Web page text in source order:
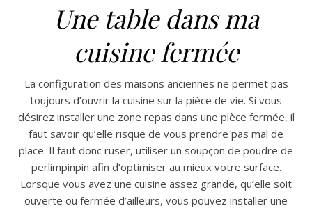
Une table dans ma
cuisine fermée
La configuration des maisons anciennes ne permet pas
toujours d’ouvrir la cuisine sur la pièce de vie. Si vous
désirez installer une zone repas dans une pièce fermée, il
faut savoir qu’elle risque de vous prendre pas mal de
place. Il faut donc ruser, utiliser un soupçon de poudre de
perlimpinpin afin d’optimiser au mieux votre surface.
Lorsque vous avez une cuisine assez grande, qu’elle soit
ouverte ou fermée d’ailleurs, vous pouvez installer une